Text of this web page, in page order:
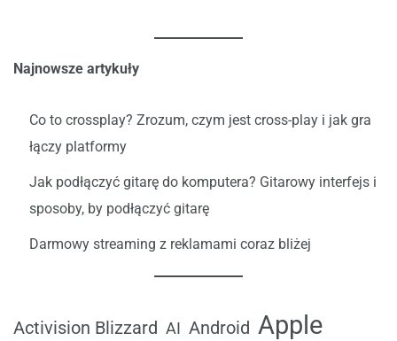
Najnowsze artykuły
Co to crossplay? Zrozum, czym jest cross-play i jak gra
łączy platformy
Jak podłączyć gitarę do komputera? Gitarowy interfejs i
sposoby, by podłączyć gitarę
Darmowy streaming z reklamami coraz bliżej
Activision Blizzard AI Android Apple